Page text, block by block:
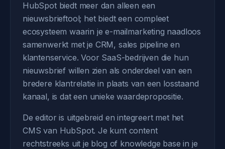
HubSpot biedt meer dan alleen een
nieuwsbrieftool; het biedt een compleet
ecosysteem waarin je e-mailmarketing naadloos
samenwerkt met je CRM, sales pipeline en
klantenservice. Voor SaaS-bedrijven die hun
nieuwsbrief willen zien als onderdeel van een
bredere klantrelatie in plaats van een losstaand
kanaal, is dat een unieke waardepropositie.
De editor is uitgebreid en integreert met het
CMS van HubSpot. Je kunt content
rechtstreeks uit je blog of knowledge base in je